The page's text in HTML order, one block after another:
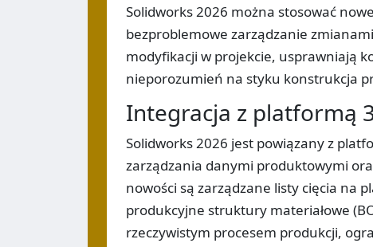
Solidworks 2026 można stosować
bezproblemowe zarządzanie
modyfikacji w projekcie, usprawniają
nieporozumień na styku konstrukcja
Integracja z platformą
Solidworks 2026 jest powiązany z
zarządzania danymi produktowymi
nowości są zarządzane listy cięcia na
produkcyjne struktury materiałowe
rzeczywistym procesem produkcji,